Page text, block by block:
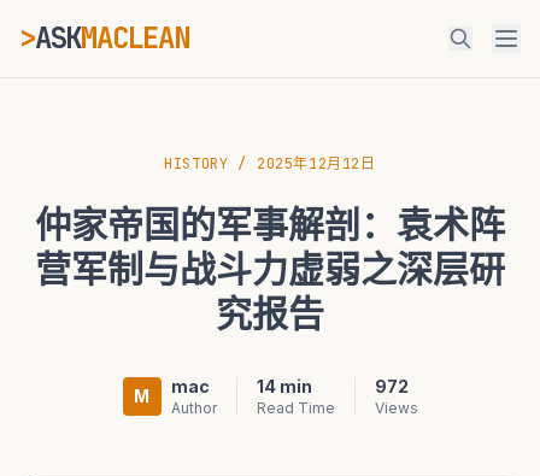
>ASKMACLEAN
⌘K Ctrl+K
HISTORY / 2025年12月12日
仲家帝国的军事解剖：袁术阵
营军制与战斗力虚弱之深层研
究报告
M mac
Author
14 min
Read Time
972
Views